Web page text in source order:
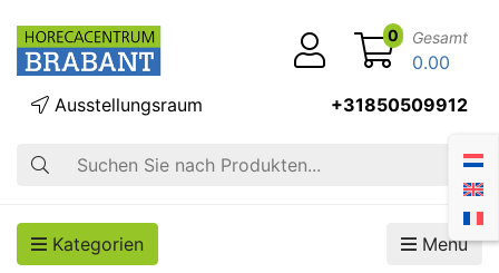
Suche
Ausstellungsraum +31850509912
0 Gesamt
0.00
Kategorien Menü